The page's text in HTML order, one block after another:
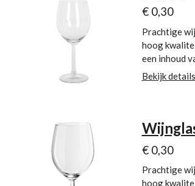
€ 0,30
Prachtige
hoog
een inhoud
Bekijk details
€ 0,30
Prachtige
hoog